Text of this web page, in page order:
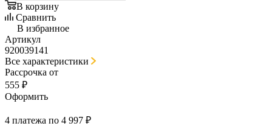
В корзину
Сравнить
В избранное
Артикул
920039141
Все характеристики
Рассрочка от
555 ₽
Оформить
4 платежа по 4 997 ₽